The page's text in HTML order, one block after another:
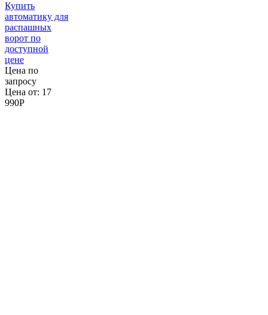
Купить
автоматику для
распашных
ворот по
доступной
цене
Цена по
запросу
Цена от: 17
990P